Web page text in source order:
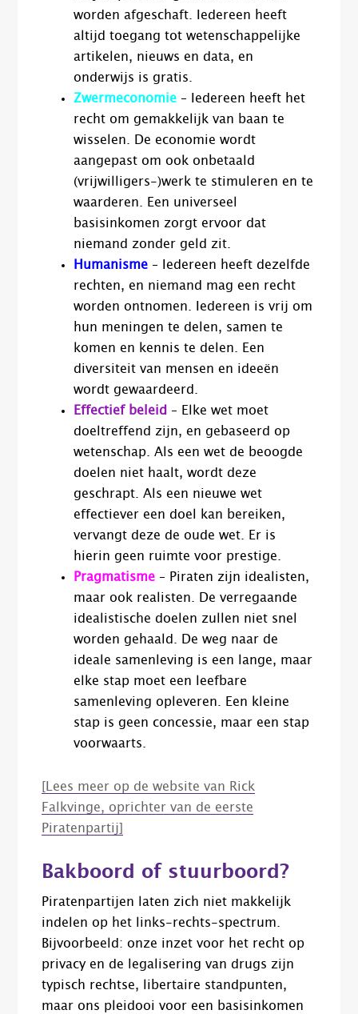
worden afgeschaft. Iedereen heeft
altijd toegang tot wetenschappelijke
artikelen, nieuws en data, en
onderwijs is gratis.
Zwermeconomie – Iedereen heeft het
recht om gemakkelijk van baan te
wisselen. De economie wordt
aangepast om ook onbetaald
(vrijwilligers-)werk te stimuleren en te
waarderen. Een universeel
basisinkomen zorgt ervoor dat
niemand zonder geld zit.
Humanisme – Iedereen heeft dezelfde
rechten, en niemand mag een recht
worden ontnomen. Iedereen is vrij om
hun meningen te delen, samen te
komen en kennis te delen. Een
diversiteit van mensen en ideeën
wordt gewaardeerd.
Effectief beleid – Elke wet moet
doeltreffend zijn, en gebaseerd op
wetenschap. Als een wet de beoogde
doelen niet haalt, wordt deze
geschrapt. Als een nieuwe wet
effectiever een doel kan bereiken,
vervangt deze de oude wet. Er is
hierin geen ruimte voor prestige.
Pragmatisme – Piraten zijn idealisten,
maar ook realisten. De verregaande
idealistische doelen zullen niet snel
worden gehaald. De weg naar de
ideale samenleving is een lange, maar
elke stap moet een leefbare
samenleving opleveren. Een kleine
stap is geen concessie, maar een stap
voorwaarts.
[Lees meer op de website van Rick
Falkvinge, oprichter van de eerste
Piratenpartij]
Bakboord of stuurboord?
Piratenpartijen laten zich niet makkelijk
indelen op het links-rechts-spectrum.
Bijvoorbeeld: onze inzet voor het recht op
privacy en de legalisering van drugs zijn
typisch rechtse, libertaire standpunten,
maar ons pleidooi voor een basisinkomen